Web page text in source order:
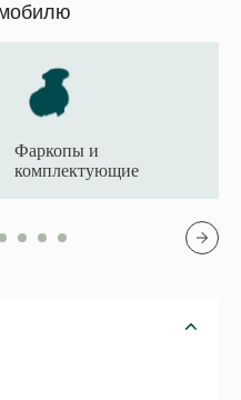
Фаркопы и
комплектующие